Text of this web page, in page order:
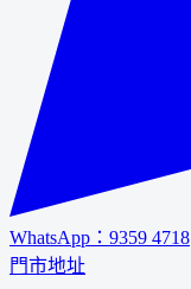
WhatsApp： 9359 4718
門市地址